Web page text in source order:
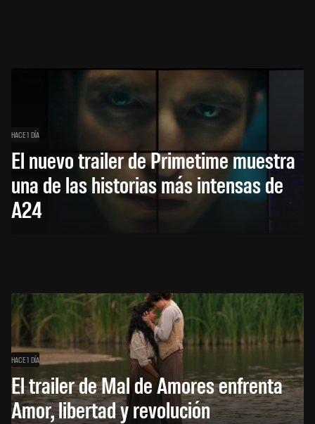
HACE 1 DÍA
El nuevo trailer de Primetime muestra
una de las historias más intensas de
A24
HACE 1 DÍA
El trailer de Mal de Amores enfrenta
Amor, libertad y revolución